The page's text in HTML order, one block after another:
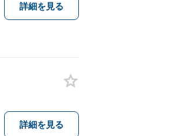
詳細を見る
詳細を見る